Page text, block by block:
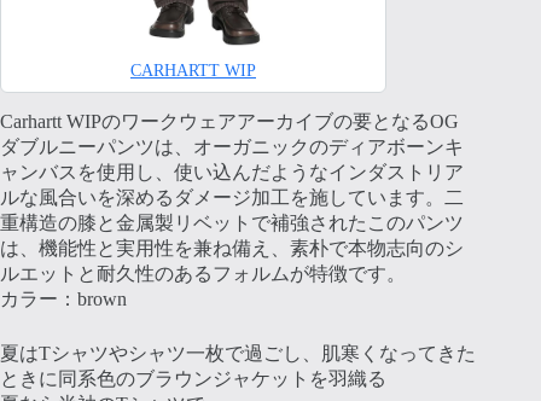
CARHARTT WIP
Carhartt WIPのワークウェアアーカイブの要となるOG
ダブルニーパンツは、オーガニックのディアボーンキ
ャンバスを使用し、使い込んだようなインダストリア
ルな風合いを深めるダメージ加工を施しています。二
重構造の膝と金属製リベットで補強されたこのパンツ
は、機能性と実用性を兼ね備え、素朴で本物志向のシ
ルエットと耐久性のあるフォルムが特徴です。
カラー：brown
夏はTシャツやシャツ一枚で過ごし、肌寒くなってきた
ときに同系色のブラウンジャケットを羽織る